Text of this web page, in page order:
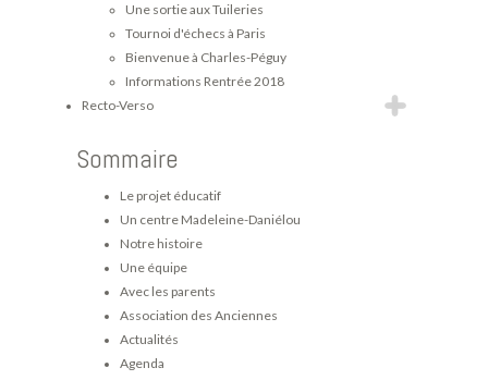
Une sortie aux Tuileries
Tournoi d'échecs à Paris
Bienvenue à Charles-Péguy
Informations Rentrée 2018
Recto-Verso
Sommaire
Le projet éducatif
Un centre Madeleine-Daniélou
Notre histoire
Une équipe
Avec les parents
Association des Anciennes
Actualités
Agenda